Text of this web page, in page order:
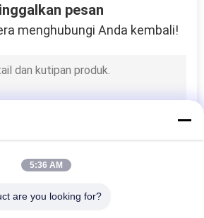
pesan
menghubungi Anda kembali!
5:36 AM
are you looking for?